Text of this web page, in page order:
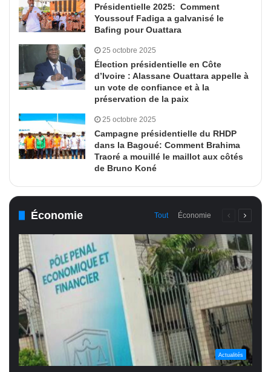
Présidentielle 2025: Comment
Youssouf Fadiga a galvanisé le
Bafing pour Ouattara
25 octobre 2025
Élection présidentielle en Côte
d’Ivoire : Alassane Ouattara appelle à
un vote de confiance et à la
préservation de la paix
25 octobre 2025
Campagne présidentielle du RHDP
dans la Bagoué: Comment Brahima
Traoré a mouillé le maillot aux côtés
de Bruno Koné
Économie Tout Économie
PagePage
Actualités